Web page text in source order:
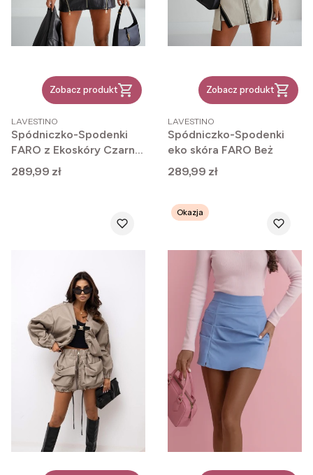
Zobacz produkt
PRODUCENT
LAVESTINO
Spódniczko-Spodenki
FARO z Ekoskóry Czarne
– kobiecy fason i pełna
swoboda ruchów
Cena
289,99 zł
Zobacz produkt
PRODUCENT
LAVESTINO
Spódniczko-Spodenki
eko skóra FARO Beż
Cena
289,99 zł
Okazja